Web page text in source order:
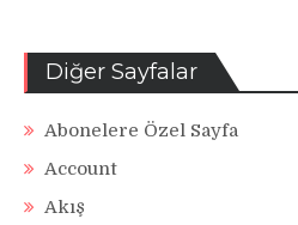
Diğer Sayfalar
Abonelere Özel Sayfa
Account
Akış